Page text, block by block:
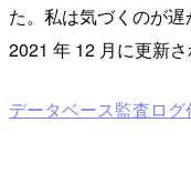
た。私は気づくのが
2021 年 12 月に更新さ
データベース監査ロ